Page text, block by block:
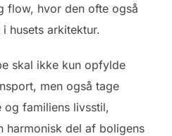
flow, hvor den ofte også
husets arkitektur.
skal ikke kun opfylde
men også tage
og familiens livsstil,
harmonisk del af boligens